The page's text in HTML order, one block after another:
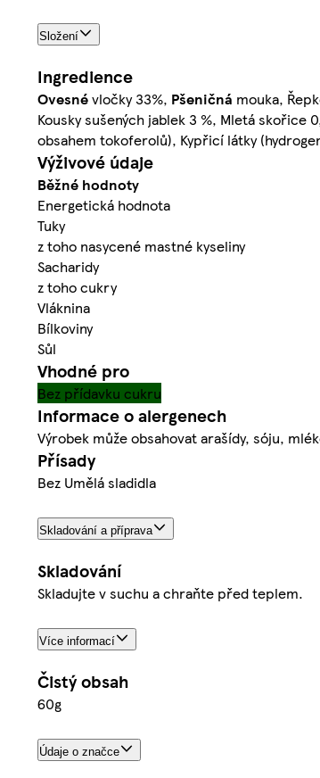
Složení
Ingredience
Ovesnévločky 33%, Pšeničná mouka,
Kousky sušených jablek 3 %, Mletá
obsahem tokoferolů), Kypřicí látky
Výživové údaje
Běžné hodnoty
Energetická hodnota
Tuky
z toho nasycené mastné kyseliny
Sacharidy
z toho cukry
Vláknina
Bílkoviny
Sůl
Vhodné pro
Bez přídavku cukru
Informace o alergenech
Výrobek může obsahovat arašídy, sóju,
Přísady
Bez Umělá sladidla
Skladování a příprava
Skladování
Skladujte v suchu a chraňte před teplem.
Více informací
Čistý obsah
60g
Údaje o značce